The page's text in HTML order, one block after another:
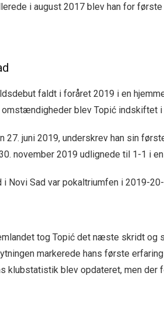
i august 2017 blev han for
faldt i foråret 2019 i en
blev Topić indskiftet i
27. juni 2019, underskrev han sin
november 2019 udlignede til 1-1 i
i Novi Sad var pokaltriumfen i 2019-
tog Topić det næste skridt og
markerede hans første
klubstatistik blev opdateret, men